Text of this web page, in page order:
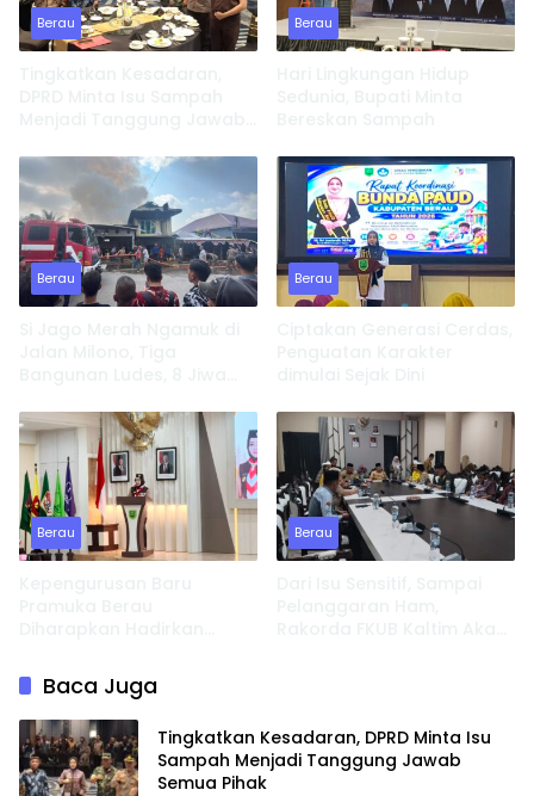
Berau Berau
Berau
Tinggal
Berau
Berau
Pembinaan Karakter
Berau
Baca Juga
Tingkatkan Kesadaran, DPRD Minta Isu
Sampah Menjadi Tanggung Jawab
Semua Pihak